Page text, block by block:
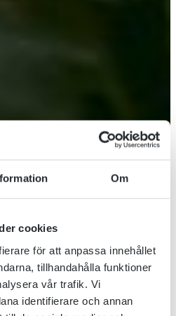
Om
cookies
för att anpassa innehållet
tillhandahålla funktioner
vår trafik. Vi
identifierare och annan